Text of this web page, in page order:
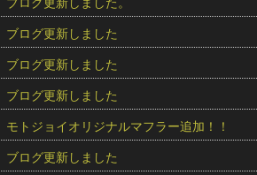
ブログ更新しました
ブログ更新しました
ブログ更新しました
モトジョイオリジナルマフラー追加！！
ブログ更新しました